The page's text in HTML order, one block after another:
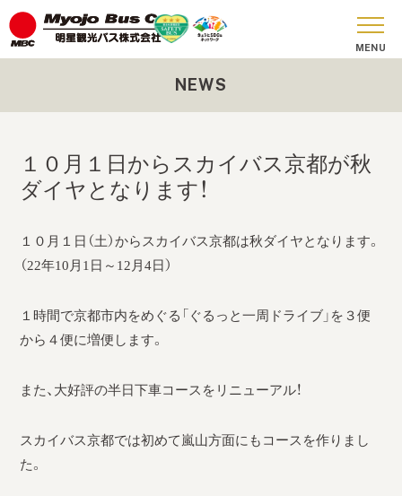
NEWS
１０月１日からスカイバス京都が秋
ダイヤとなります！
１０月１日（土）からスカイバス京都は秋ダイヤとなります。
（22年10月1日～12月4日）
１時間で京都市内をめぐる「ぐるっと一周ドライブ」を３便
から４便に増便します。
また、大好評の半日下車コースをリニューアル！
スカイバス京都では初めて嵐山方面にもコースを作りまし
た。